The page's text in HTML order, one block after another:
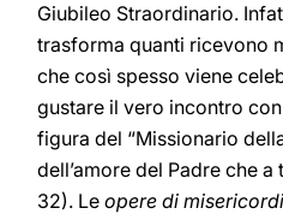
Giubileo Straordinario.
trasforma quanti ricevono
che così spesso viene
gustare il vero incontro
figura del “Missionario
dell’amore del Padre che
32). Le opere di